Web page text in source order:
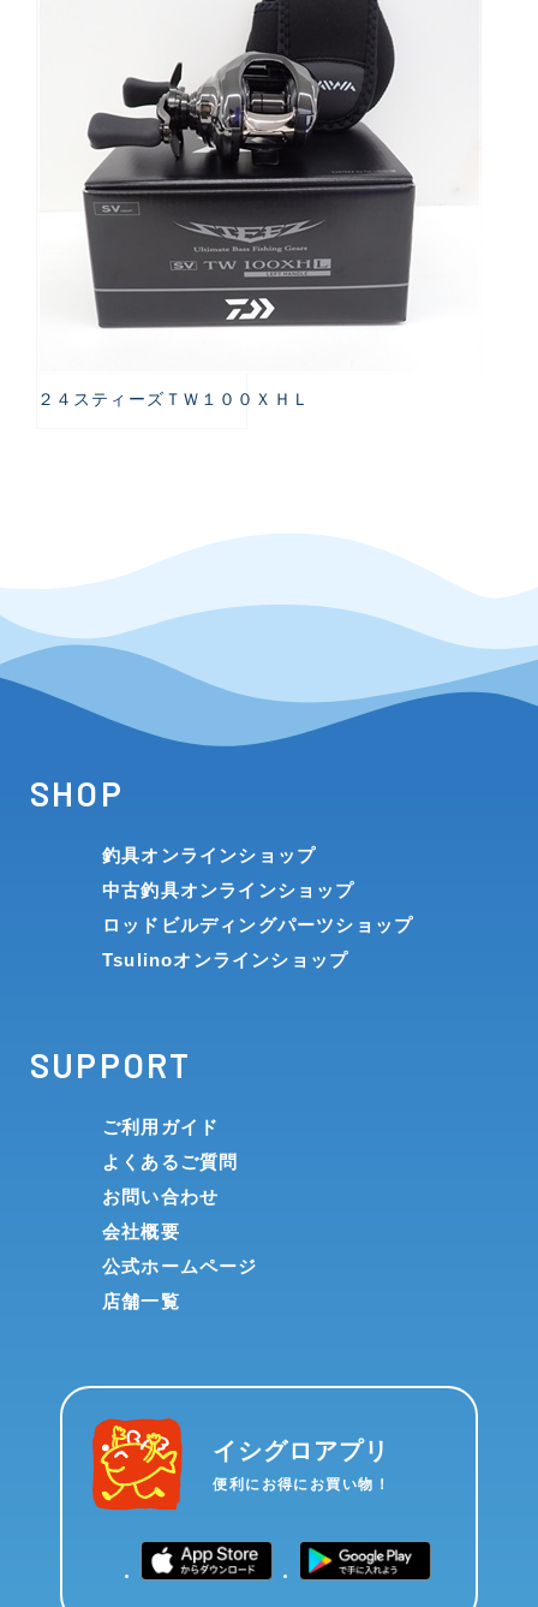
２４スティーズＴＷ１００ＸＨＬ
SHOP
釣具オンラインショップ
中古釣具オンラインショップ
ロッドビルディングパーツショップ
Tsulinoオンラインショップ
SUPPORT
ご利用ガイド
よくあるご質問
お問い合わせ
会社概要
公式ホームページ
店舗一覧
イシグロアプリ
便利にお得にお買い物！